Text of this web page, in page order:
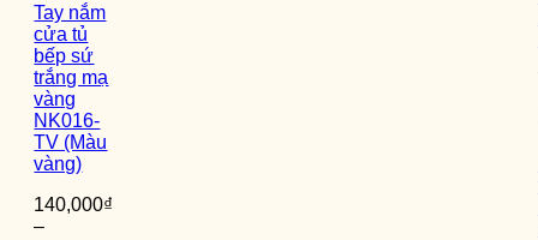
Tay nắm
cửa tủ
bếp sứ
trắng mạ
vàng
NK016-
TV (Màu
vàng)
140,000₫
–